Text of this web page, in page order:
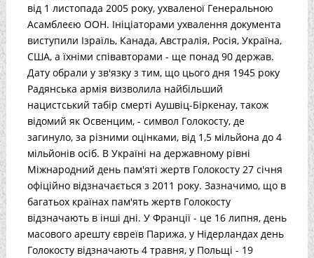
від 1 листопада 2005 року, ухваленої Генеральною
Асамблеєю ООН. Ініціаторами ухвалення документа
виступили Ізраїль, Канада, Австралія, Росія, Україна,
США, а їхніми співавторами - ще понад 90 держав.
Дату обрали у зв'язку з тим, що цього дня 1945 року
Радянська армія визволила найбільший
нацистський табір смерті Аушвіц-Біркенау, також
відомий як Освенцим, - символ Голокосту, де
загинуло, за різними оцінками, від 1,5 мільйона до 4
мільйонів осіб. В Україні на державному рівні
Міжнародний день пам'яті жертв Голокосту 27 січня
офіційно відзначається з 2011 року. Зазначимо, що в
багатьох країнах пам'ять жертв Голокосту
відзначають в інші дні. У Франції - це 16 липня, день
масового арешту євреїв Парижа, у Нідерландах день
Голокосту відзначають 4 травня, у Польщі - 19